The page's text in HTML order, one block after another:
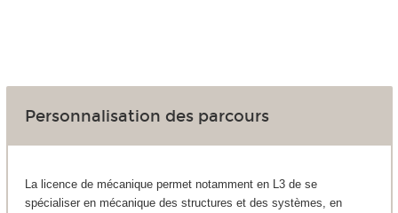
Personnalisation des parcours
La licence de mécanique permet notamment en L3 de se
spécialiser en mécanique des structures et des systèmes, en